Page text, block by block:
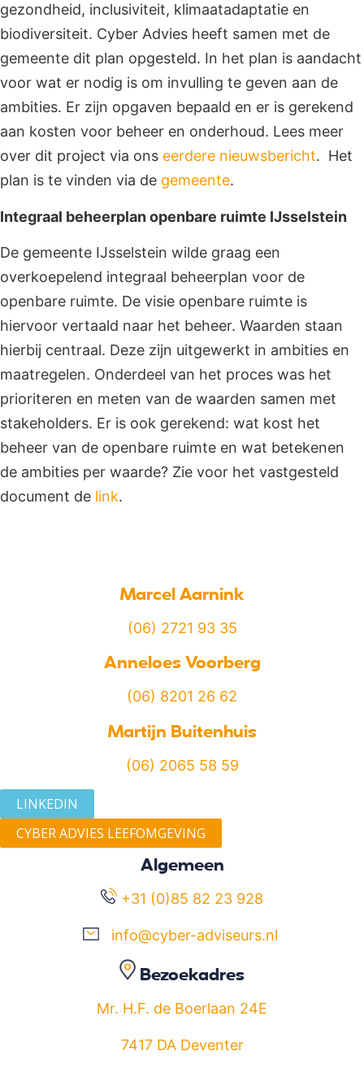
gezondheid, inclusiviteit, klimaatadaptatie en
biodiversiteit. Cyber Advies heeft samen met de
gemeente dit plan opgesteld. In het plan is aandacht
voor wat er nodig is om invulling te geven aan de
ambities. Er zijn opgaven bepaald en er is gerekend
aan kosten voor beheer en onderhoud. Lees meer
over dit project via ons eerdere nieuwsbericht. Het
plan is te vinden via de gemeente.
Integraal beheerplan openbare ruimte IJsselstein
De gemeente IJsselstein wilde graag een
overkoepelend integraal beheerplan voor de
openbare ruimte. De visie openbare ruimte is
hiervoor vertaald naar het beheer. Waarden staan
hierbij centraal. Deze zijn uitgewerkt in ambities en
maatregelen. Onderdeel van het proces was het
prioriteren en meten van de waarden samen met
stakeholders. Er is ook gerekend: wat kost het
beheer van de openbare ruimte en wat betekenen
de ambities per waarde? Zie voor het vastgesteld
document de link.
Marcel Aarnink
(06) 2721 93 35
Anneloes Voorberg
(06) 8201 26 62
Martijn Buitenhuis
(06) 2065 58 59
LINKEDIN
CYBER ADVIES LEEFOMGEVING
Algemeen
+31 (0)85 82 23 928
info@cyber-adviseurs.nl
Bezoekadres
Mr. H.F. de Boerlaan 24E
7417 DA Deventer